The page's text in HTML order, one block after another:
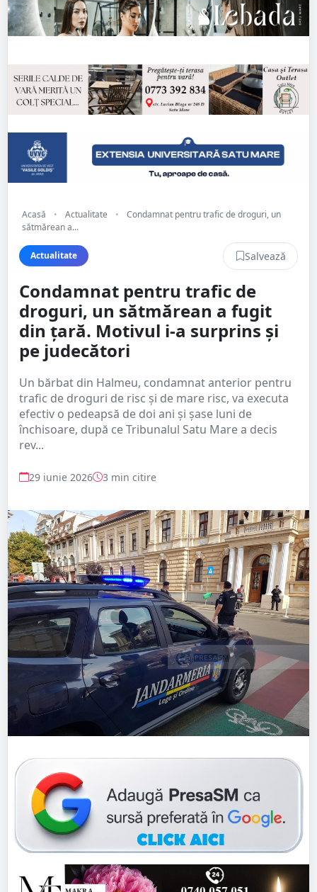
Acasă • Actualitate •
Condamnat pentru trafic de droguri, un
sătmărean a...
Actualitate Salvează
Condamnat pentru trafic de
droguri, un sătmărean a fugit
din țară. Motivul i-a surprins și
pe judecători
Un bărbat din Halmeu, condamnat anterior pentru
trafic de droguri de risc și de mare risc, va executa
efectiv o pedeapsă de doi ani și șase luni de
închisoare, după ce Tribunalul Satu Mare a decis
rev...
29 iunie 2026 3 min citire